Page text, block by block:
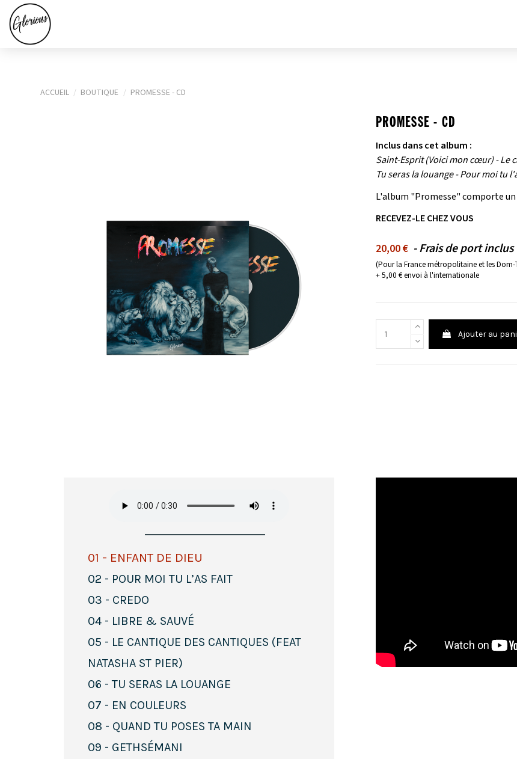
ACCUEIL BOUTIQUE PROMESSE - CD
PROMESSE - CD
Inclus dans cet album :
Saint-Esprit (Voici mon cœur) - Le
Tu seras la louange - Pour moi tu
L'album "Promesse" comporte un
RECEVEZ-LE CHEZ VOUS
20,00 € - Frais de port inclus
(Pour la France métropolitaine et les Dom-
+ 5,00 € envoi à l'internationale
Ajouter au
01 - ENFANT DE DIEU
02 - POUR MOI TU L’AS FAIT
03 - CREDO
04 - LIBRE & SAUVÉ
05 - LE CANTIQUE DES CANTIQUES (FEAT
NATASHA ST PIER)
06 - TU SERAS LA LOUANGE
07 - EN COULEURS
08 - QUAND TU POSES TA MAIN
09 - GETHSÉMANI